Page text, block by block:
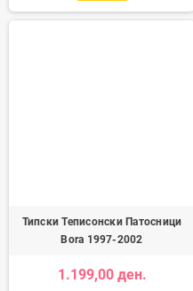
Типски Теписонски Патосници
Bora 1997-2002
1.199,00 ден.